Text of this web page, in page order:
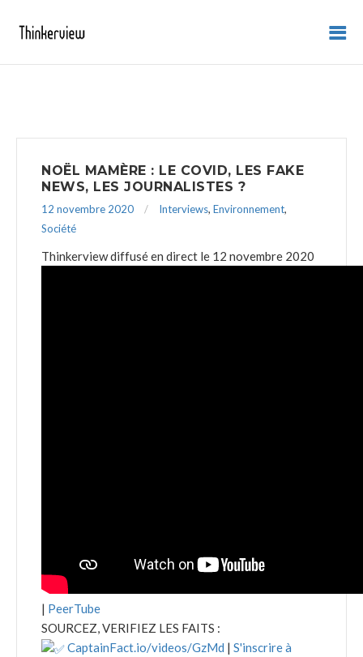
NOËL MAMÈRE : LE COVID, LES FAKE
NEWS, LES JOURNALISTES ?
12 novembre 2020 Interviews, Environnement,
Société
Thinkerview diffusé en direct le 12 novembre 2020
| PeerTube
SOURCEZ, VERIFIEZ LES FAITS :
CaptainFact.io/videos/GzMd | S'inscrire à